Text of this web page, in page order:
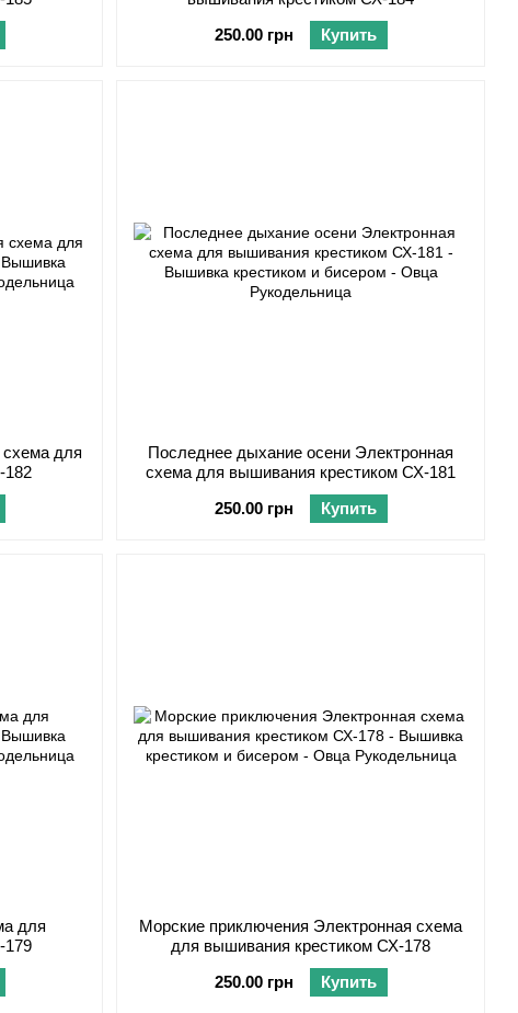
250.00 грн
Купить
для
182
Последнее дыхание осени Электронная
схема для вышивания крестиком СХ-181
250.00 грн
Купить
для
179
Морские приключения Электронная схема
для вышивания крестиком СХ-178
250.00 грн
Купить